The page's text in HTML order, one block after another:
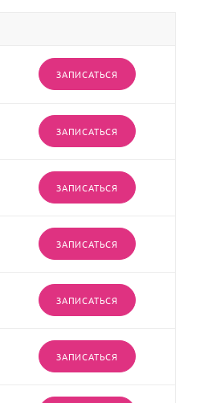
ЗАПИСАТЬСЯ
ЗАПИСАТЬСЯ
ЗАПИСАТЬСЯ
ЗАПИСАТЬСЯ
ЗАПИСАТЬСЯ
ЗАПИСАТЬСЯ